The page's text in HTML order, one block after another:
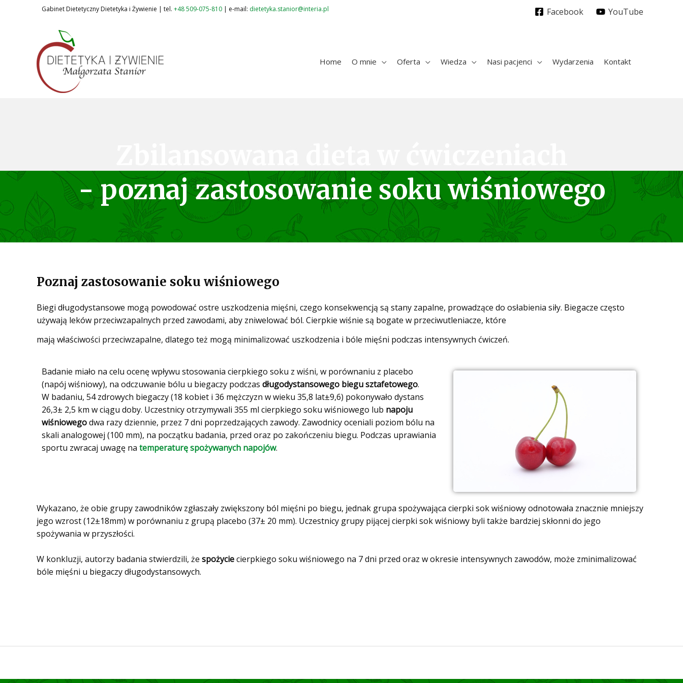
Gabinet Dietetyczny Dietetyka i Żywienie | tel. +48 509-075-810 | e-mail: dietetyka.stanior@interia.pl Facebook YouTube
Home O mnie Oferta Wiedza Nasi pacjenci Wydarzenia Kontakt
- poznaj zastosowanie soku wiśniowego
Poznaj zastosowanie soku wiśniowego
Biegi długodystansowe mogą powodować ostre uszkodzenia mięśni, czego konsekwencją są stany zapalne, prowadzące do osłabienia siły. Biegacze często
używają leków przeciwzapalnych przed zawodami, aby zniwelować ból. Cierpkie wiśnie są bogate w przeciwutleniacze, które
mają właściwości przeciwzapalne, dlatego też mogą minimalizować uszkodzenia i bóle mięśni podczas intensywnych ćwiczeń.
Badanie miało na celu ocenę wpływu stosowania cierpkiego soku z wiśni, w porównaniu z placebo
(napój wiśniowy), na odczuwanie bólu u biegaczy podczas długodystansowego biegu sztafetowego.
W badaniu, 54 zdrowych biegaczy (18 kobiet i 36 mężczyzn w wieku 35,8 lat±9,6) pokonywało dystans
26,3± 2,5 km w ciągu doby. Uczestnicy otrzymywali 355 ml cierpkiego soku wiśniowego lub napoju
wiśniowegodwa razy dziennie, przez 7 dni poprzedzających zawody. Zawodnicy oceniali poziom bólu na
skali analogowej (100 mm), na początku badania, przed oraz po zakończeniu biegu. Podczas uprawiania
sportu zwracaj uwagę na temperaturę spożywanych napojów.
Wykazano, że obie grupy zawodników zgłaszały zwiększony ból mięśni po biegu, jednak grupa spożywająca cierpki sok wiśniowy odnotowała znacznie mniejszy
jego wzrost (12±18mm) w porównaniu z grupą placebo (37± 20 mm). Uczestnicy grupy pijącej cierpki sok wiśniowy byli także bardziej skłonni do jego
spożywania w przyszłości.
W konkluzji, autorzy badania stwierdzili, że spożyciecierpkiego soku wiśniowego na 7 dni przed oraz w okresie intensywnych zawodów, może zminimalizować
bóle mięśni u biegaczy długodystansowych.